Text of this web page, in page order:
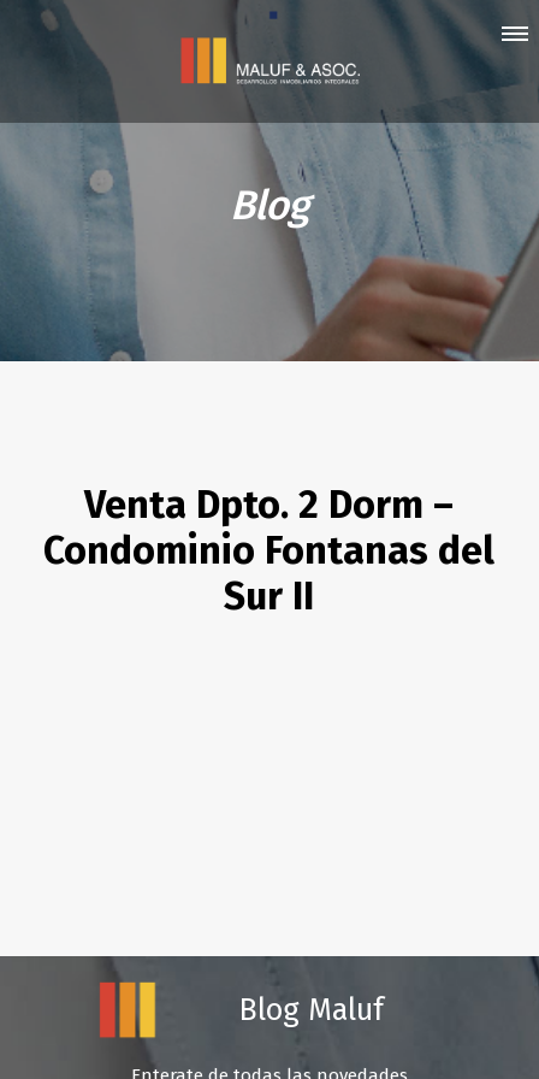
Blog
Venta Dpto. 2 Dorm –
Condominio Fontanas del
Sur II
Blog Maluf